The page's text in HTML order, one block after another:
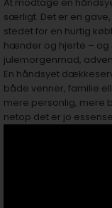
særligt. Det er en
stedet for en hurtig
hænder og hjerte – og
julemorgenmad,
En håndsyet
både venner, familie
mere personlig, mere
netop det er jo